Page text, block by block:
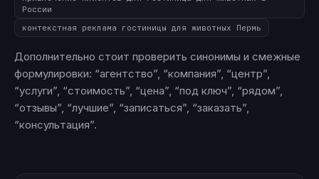
России
контекстная реклама гостиницы для животных Пермь
Дополнительно стоит проверить синонимы и смежные
формулировки: “агентство”, “компания”, “центр”,
“услуги”, “стоимость”, “цена”, “под ключ”, “рядом”,
“отзывы”, “лучшие”, “записаться”, “заказать”,
“консультация”.